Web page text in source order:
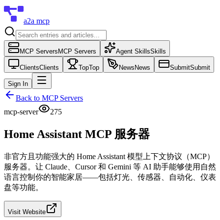
a2a mcp
MCP Servers MCP Servers Agent SkillsSkills
ClientsClients TopTop News News SubmitSubmit
Sign In
Back to MCP Servers
mcp-server
275
Home Assistant MCP 服务器
非官方且功能强大的 Home Assistant 模型上下文协议（MCP）
服务器。让 Claude、Cursor 和 Gemini 等 AI 助手能够使用自然
语言控制你的智能家居——包括灯光、传感器、自动化、仪表
盘等功能。
Visit Website